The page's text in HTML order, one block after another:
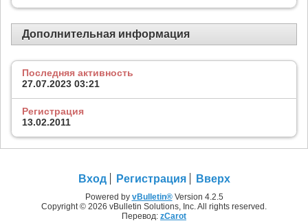
Дополнительная информация
Последняя активность
27.07.2023 03:21
Регистрация
13.02.2011
Вход Регистрация Вверх
Powered by vBulletin®Version 4.2.5
Copyright © 2026 vBulletin Solutions, Inc. All rights reserved.
Перевод: zCarot